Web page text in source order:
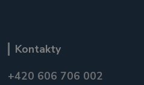
Kontakty
+420 606 706 002